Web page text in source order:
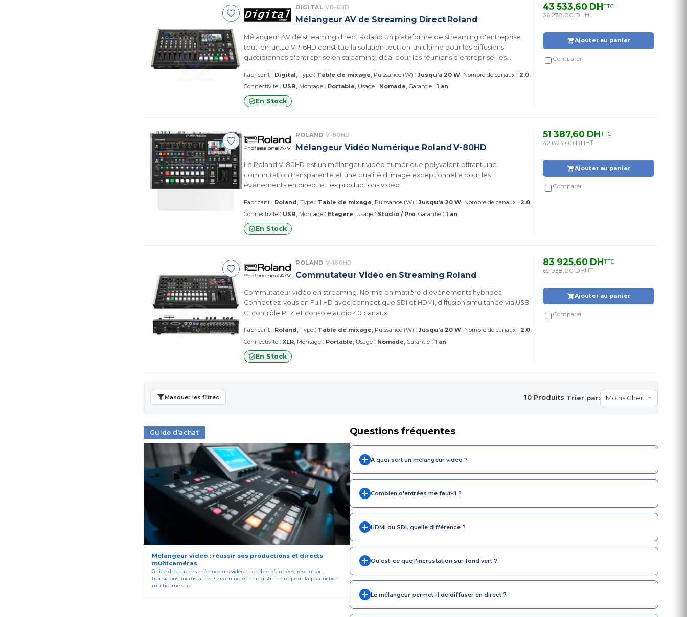
DIGITALVR-6HD
Mélangeur AV de Streaming Direct Roland
Mélangeur AV de streaming direct Roland.Un plateforme de streaming d'entreprise
tout-en-un.Le VR-6HD constitue la solution tout-en-un ultime pour les diffusions
quotidiennes d'entreprise en streaming.Idéal pour les réunions d'entreprise, les
professionnelles. (VR-6HD Roland )
Fabricant : Digital Type : Table de mixage Puissance (W) :Jusqu'a 20 W Nombre de canaux : 2.0
Connectivite : USB Montage : Portable Usage : Nomade Garantie : 1 an
En Stock
43 533,60 DHTTC
36 278,00 DHHT
Ajouter au panier
Comparer
ROLAND V-80HD
Mélangeur Vidéo Numérique Roland V-80HD
Le Roland V-80HD est un mélangeur vidéo numérique polyvalent offrant une
commutation transparente et une qualité d'image exceptionnelle pour les
événements en direct et les productions vidéo.
Fabricant : Roland Type : Table de mixage Puissance (W) :Jusqu'a 20 W Nombre de canaux : 2.0
Connectivite : USB Montage : Etagere Usage : Studio / Pro Garantie : 1 an
En Stock
51 387,60 DHTTC
42 823,00 DHHT
Ajouter au panier
Comparer
ROLAND V-160HD
Commutateur Vidéo en Streaming Roland
Commutateur vidéo en streaming. Norme en matière d'événements hybrides.
Connectez-vous en Full HD avec connectique SDI et HDMI, diffusion simultanée via USB-
C, contrôle PTZ et console audio 40 canaux.
Fabricant : Roland Type : Table de mixage Puissance (W) :Jusqu'a 20 W Nombre de canaux : 2.0
Connectivite : XLR Montage : Portable Usage : Nomade Garantie : 1 an
En Stock
83 925,60 DHTTC
69 938,00 DHHT
Ajouter au panier
Comparer
Masquer les filtres Trier par:
10 Produits
Guide d'achat
Mélangeur vidéo : réussir ses productions et directs
multicaméras
Guide d'achat des mélangeurs vidéo : nombre d'entrées, résolution,
transitions, incrustation, streaming et enregistrement pour la production
multicaméra et...
Questions fréquentes
À quoi sert un mélangeur vidéo ?
Combien d'entrées me faut-il ?
HDMI ou SDI, quelle différence ?
Qu'est-ce que l'incrustation sur fond vert ?
Le mélangeur permet-il de diffuser en direct ?